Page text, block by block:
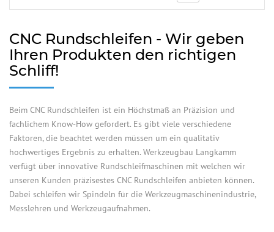
CNC Rundschleifen - Wir geben
Ihren Produkten den richtigen
Schliff!
Beim CNC Rundschleifen ist ein Höchstmaß an Präzision und
fachlichem Know-How gefordert. Es gibt viele verschiedene
Faktoren, die beachtet werden müssen um ein qualitativ
hochwertiges Ergebnis zu erhalten. Werkzeugbau Langkamm
verfügt über innovative Rundschleifmaschinen mit welchen wir
unseren Kunden präzisestes CNC Rundschleifen anbieten können.
Dabei schleifen wir Spindeln für die Werkzeugmaschinenindustrie,
Messlehren und Werkzeugaufnahmen.